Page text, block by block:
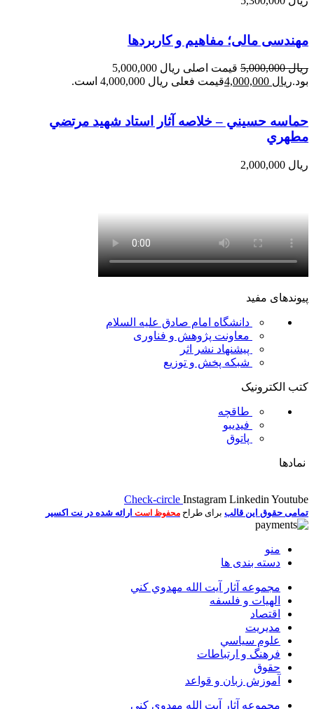
مهندسی مالی؛ مفاهیم و کاربردها
ریال5,000,000
قیمت اصلی ریال 5,000,000
بود.ریال قیمت فعلی ریال 4,000,000 است.
حماسه حسيني – خلاصه آثار استاد شهيد مرتضي
مطهري
ریال
پیوندهای مفید
دانشگاه امام صادق علیه السلام
معاونت پژوهش و فناوری
پیشنهاد نشر اثر
شبکه پخش و توزیع
کتب الکترونیک
طاقچه
فیدیبو
پاتوق
نمادها
Check-circle Instagram Linkedin Youtube
تمامی حقوق این قالب برای طراح محفوظ است ارائه شده در نت اکسیر
منو
دسته بندی ها
مجموعه آثار آيت الله مهدوي كني
الهیات و فلسفه
اقتصاد
مديريت
علوم سياسي
فرهنگ و ارتباطات
حقوق
آموزش زبان و قواعد
مجموعه آثار آيت الله مهدوي كني